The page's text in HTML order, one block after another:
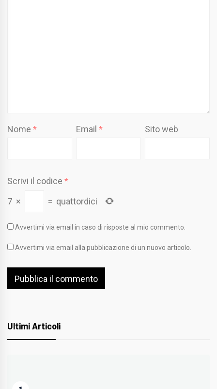
Nome * Email* Sito web
Scrivi il codice *
7 × = quattordici
Avvertimi via email in caso di risposte al mio commento.
Avvertimi via email alla pubblicazione di un nuovo articolo.
Ultimi Articoli